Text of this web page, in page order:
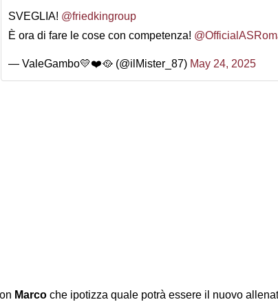
SVEGLIA! @friedkingroup
È ora di fare le cose con competenza!
— ValeGambo💛❤️🥘 (@ilMister_87) May 24, 2025
Marco che ipotizza quale potrà essere il nuovo